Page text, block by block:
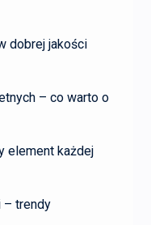
dobrej jakości
– co warto o
element każdej
– trendy